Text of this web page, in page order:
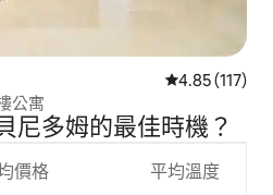
從 117 則評價
4.85 (117)
公寓
尼多姆的最佳時機？
價格 平均溫度